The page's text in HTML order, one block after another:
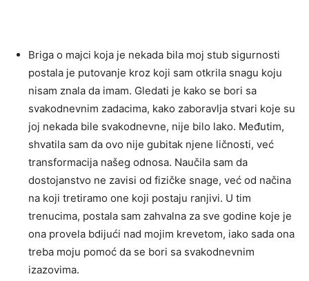
Briga o majci koja je nekada bila moj stub sigurnosti
postala je putovanje kroz koji sam otkrila snagu koju
nisam znala da imam. Gledati je kako se bori sa
svakodnevnim zadacima, kako zaboravlja stvari koje su
joj nekada bile svakodnevne, nije bilo lako. Međutim,
shvatila sam da ovo nije gubitak njene ličnosti, već
transformacija našeg odnosa. Naučila sam da
dostojanstvo ne zavisi od fizičke snage, već od načina
na koji tretiramo one koji postaju ranjivi. U tim
trenucima, postala sam zahvalna za sve godine koje je
ona provela bdijući nad mojim krevetom, iako sada ona
treba moju pomoć da se bori sa svakodnevnim
izazovima.